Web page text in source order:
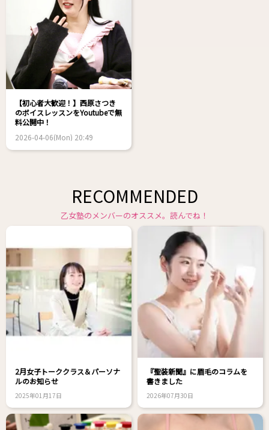
【初心者大歓迎！】西原さつき
のボイスレッスンをYoutubeで無
料公開中！
2026-04-06(Mon) 20:49
RECOMMENDED
乙女塾のメンバーのオススメ。読んでね！
2月女子トーククラス＆パーソナ
ルのお知らせ
2025年01月17日
『聖装新聞』に眉毛のコラムを
書きました
2026年07月30日